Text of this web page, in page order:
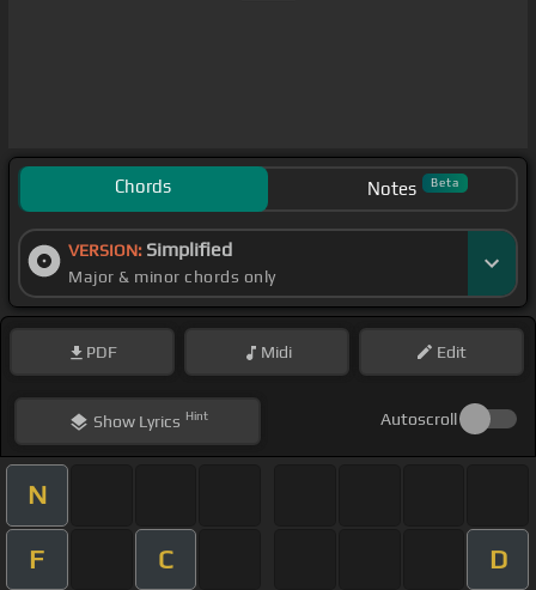
Chords Notes Beta
VERSION: Simplified
Major & minor chords only
PDF Midi Edit
ShowLyrics Hint Autoscroll
N
F C D